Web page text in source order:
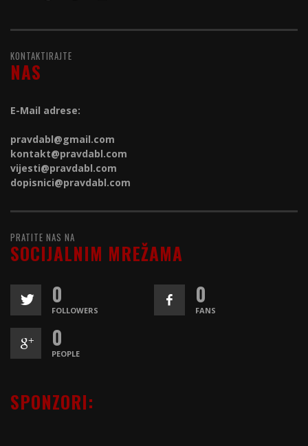
KONTAKTIRAJTE
NAS
E-Mail adrese:
pravdabl@gmail.com
kontakt@pravdabl.com
vijesti@pravdabl.com
dopisnici@pravdabl.com
PRATITE NAS NA
SOCIJALNIM MREŽAMA
0
FOLLOWERS
0
FANS
0
PEOPLE
SPONZORI: